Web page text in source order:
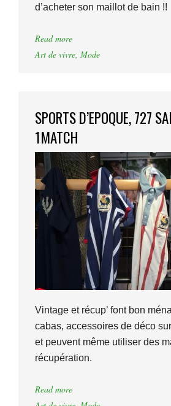
d’acheter son maillot de bain !!
Read more
Art de vivre, Mode
SPORTS D’EPOQUE, 727
1MATCH
Vintage et récup’ font bon
cabas, accessoires de déco
et peuvent même utiliser des
récupération.
Read more